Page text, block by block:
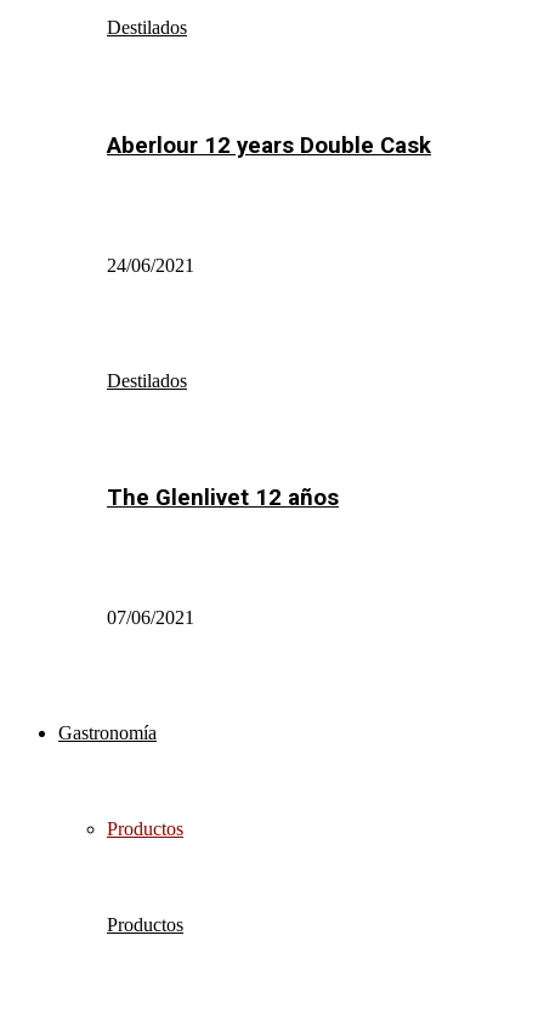
Destilados
Aberlour 12 years Double Cask
24/06/2021
Destilados
The Glenlivet 12 años
07/06/2021
Gastronomía
Productos
Productos